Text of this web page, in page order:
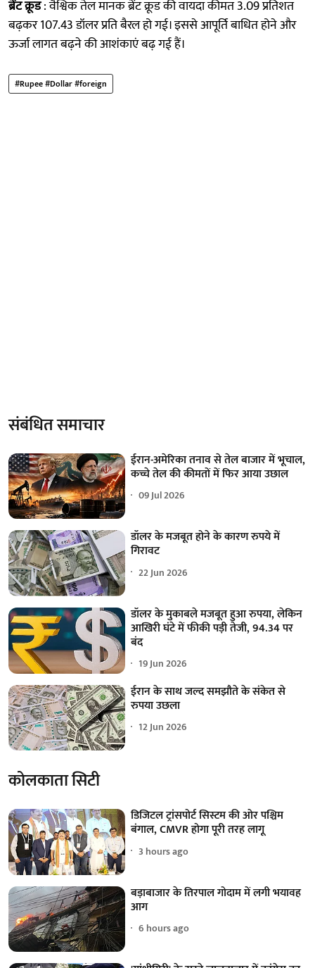
ब्रेंट क्रूड: वैश्विक तेल मानक ब्रेंट क्रूड की वायदा कीमत 3.09 प्रतिशत
बढ़कर 107.43 डॉलर प्रति बैरल हो गई। इससे आपूर्ति बाधित होने और
ऊर्जा लागत बढ़ने की आशंकाएं बढ़ गई हैं।
#Rupee #Dollar #foreign
संबंधित समाचार
ईरान-अमेरिका तनाव से तेल बाजार में भूचाल,
कच्चे तेल की कीमतों में फिर आया उछाल
09 Jul 2026
डॉलर के मजबूत होने के कारण रुपये में
गिरावट
22 Jun 2026
डॉलर के मुकाबले मजबूत हुआ रुपया, लेकिन
आखिरी घंटे में फीकी पड़ी तेजी, 94.34 पर
बंद
19 Jun 2026
ईरान के साथ जल्द समझौते के संकेत से
रुपया उछला
12 Jun 2026
कोलकाता सिटी
डिजिटल ट्रांसपोर्ट सिस्टम की ओर पश्चिम
बंगाल, CMVR होगा पूरी तरह लागू
3 hours ago
बड़ाबाजार के तिरपाल गोदाम में लगी भयावह
आग
6 hours ago